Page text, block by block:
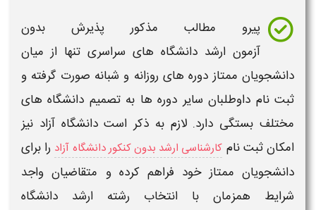
پیرو مطالب مذکور پذیرش بدون
آزمون ارشد دانشگاه های سراسری تنها از میان
دانشجویان ممتاز دوره های روزانه و شبانه صورت گرفته و
ثبت نام داوطلبان سایر دوره ها به تصمیم دانشگاه های
مختلف بستگی دارد. لازم به ذکر است دانشگاه آزاد نیز
امکان ثبت نام کارشناسی ارشد بدون کنکور دانشگاه آزاد را برای
دانشجویان ممتاز خود فراهم کرده و متقاضیان واجد
شرایط همزمان با انتخاب رشته ارشد دانشگاه